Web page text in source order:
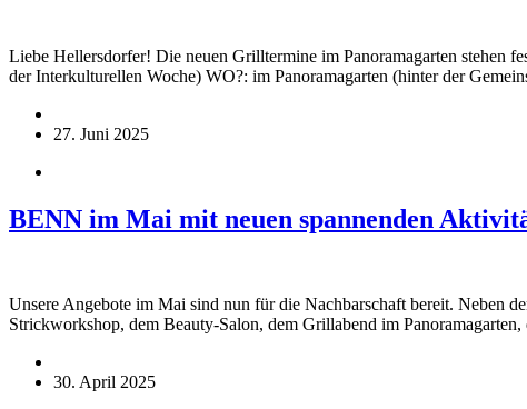
Liebe Hellersdorfer! Die neuen Grilltermine im Panoramagarten stehen
der Interkulturellen Woche) WO?: im Panoramagarten (hinter der
27. Juni 2025
BENN im Mai mit neuen spannenden
Unsere Angebote im Mai sind nun für die Nachbarschaft bereit. Neben
Strickworkshop, dem Beauty-Salon, dem Grillabend im
30. April 2025